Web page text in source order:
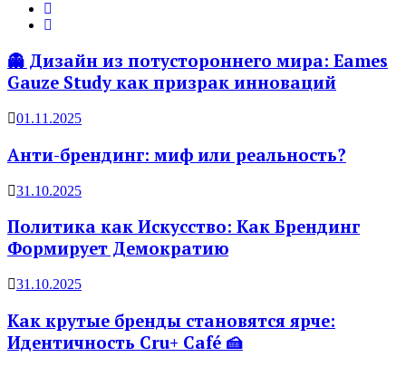
👻 Дизайн из потустороннего мира: Eames
Gauze Study как призрак инноваций
01.11.2025
Анти-брендинг: миф или реальность?
31.10.2025
Политика как Искусство: Как Брендинг
Формирует Демократию
31.10.2025
Как крутые бренды становятся ярче:
Идентичность Cru+ Café 🍰